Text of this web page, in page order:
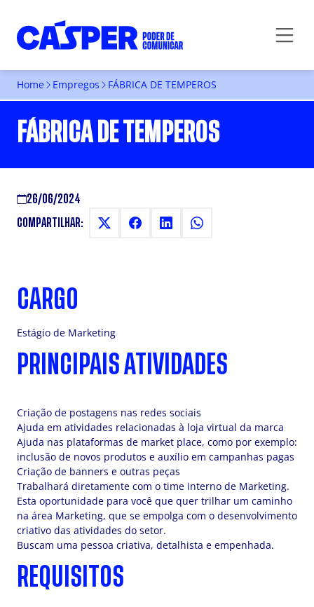
Home Empregos FÁBRICA DE TEMPEROS
FÁBRICA DE TEMPEROS
26/06/2024
COMPARTILHAR:
CARGO
Estágio de Marketing
PRINCIPAIS ATIVIDADES
Criação de postagens nas redes sociais
Ajuda em atividades relacionadas à loja virtual da marca
Ajuda nas plataformas de market place, como por exemplo:
inclusão de novos produtos e auxílio em campanhas pagas
Criação de banners e outras peças
Trabalhará diretamente com o time interno de Marketing.
Esta oportunidade para você que quer trilhar um caminho
na área Marketing, que se empolga com o desenvolvimento
criativo das atividades do setor.
Buscam uma pessoa criativa, detalhista e empenhada.
REQUISITOS